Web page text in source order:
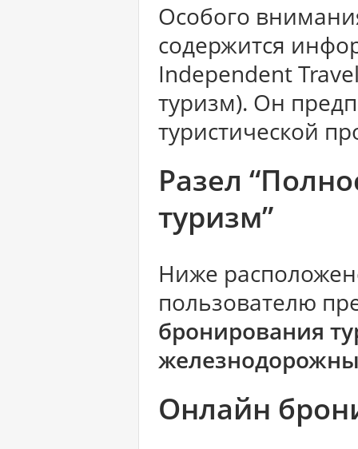
Особого
содержится
Independent
туризм). Он
туристической
Разел
туризм”
Ниже
пользователю
бронирования
Онлайн